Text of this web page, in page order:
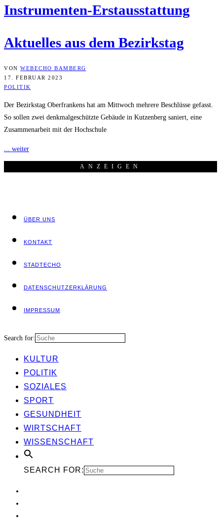
Instrumenten-Erstausstattung
Aktu­el­les aus dem Bezirkstag
VON WEBECHO BAMBERG
17. FEBRUAR 2023
POLITIK
Der Bezirkstag Oberfrankens hat am Mittwoch mehrere Beschlüsse gefasst.
So sollen zwei denkmalgeschützte Gebäude in Kutzenberg saniert, eine
Zusammenarbeit mit der Hochschule
... weiter
ANZEI­GEN
ÜBER UNS
KON­TAKT
STADT­ECHO
DATEN­SCHUTZ­ER­KLÄ­RUNG
IMPRES­SUM
Search for:
KUL­TUR
POLI­TIK
SOZIA­LES
SPORT
GESUND­HEIT
WIRT­SCHAFT
WIS­SEN­SCHAFT
SEARCH FOR: